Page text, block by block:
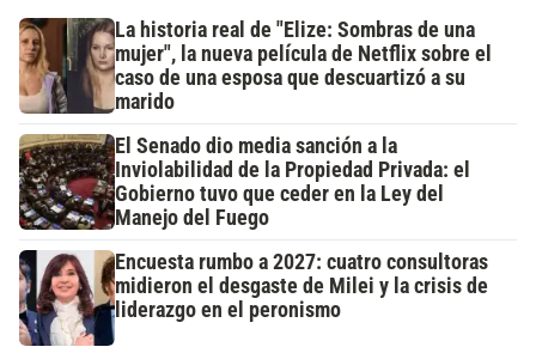
La historia real de "Elize: Sombras de una
mujer", la nueva película de Netflix sobre el
caso de una esposa que descuartizó a su
marido
El Senado dio media sanción a la
Inviolabilidad de la Propiedad Privada: el
Gobierno tuvo que ceder en la Ley del
Manejo del Fuego
Encuesta rumbo a 2027: cuatro consultoras
midieron el desgaste de Milei y la crisis de
liderazgo en el peronismo